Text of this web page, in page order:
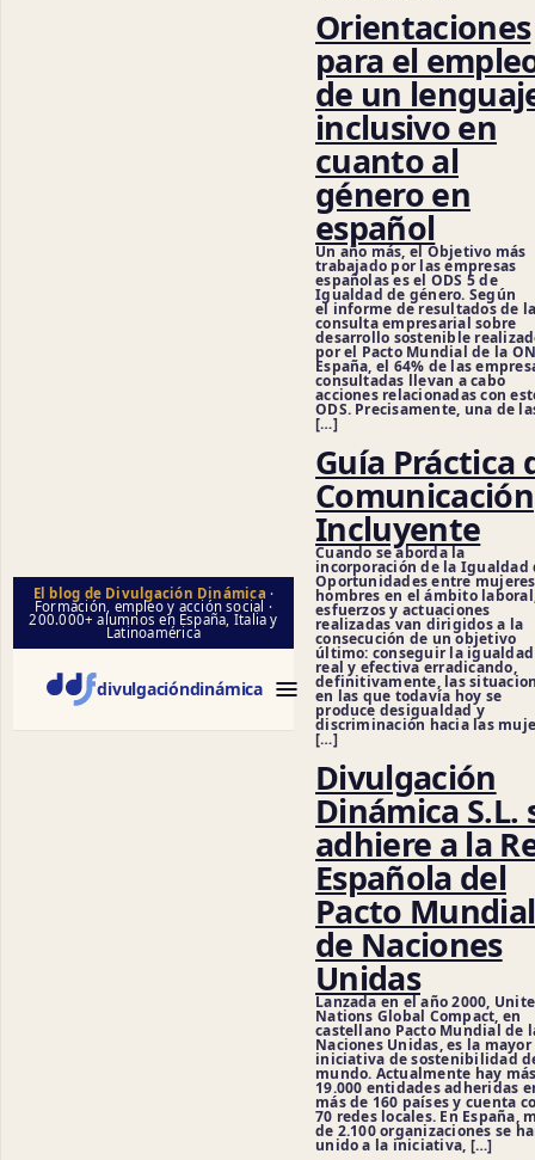
El blog de Divulgación Dinámica ·
Formación, empleo y acción social ·
200.000+ alumnos en España, Italia y
Latinoamérica
divulgacióndinámica
Orientaciones
para el
de un
inclusivo en
cuanto al
género en
español
Un año más, el Objetivo más
trabajado por las empresas
españolas es el ODS 5 de
Igualdad de género. Según
el informe de resultados de
consulta empresarial sobre
desarrollo sostenible
por el Pacto Mundial de la
España, el 64% de las
consultadas llevan a cabo
acciones relacionadas con
ODS. Precisamente, una de
[…]
Guía Práctica
Comunicación
Incluyente
Cuando se aborda la
incorporación de la Igualdad
Oportunidades entre
hombres en el ámbito
esfuerzos y actuaciones
realizadas van dirigidos a la
consecución de un objetivo
último: conseguir la igualdad
real y efectiva erradicando,
definitivamente, las
en las que todavía hoy se
produce desigualdad y
discriminación hacia las
[…]
Divulgación
Dinámica S.L.
adhiere a la
Española del
Pacto Mundial
de Naciones
Unidas
Lanzada en el año 2000,
Nations Global Compact, en
castellano Pacto Mundial de
Naciones Unidas, es la mayor
iniciativa de sostenibilidad
mundo. Actualmente hay
19.000 entidades adheridas
más de 160 países y cuenta
70 redes locales. En España,
de 2.100 organizaciones se
unido a la iniciativa, […]